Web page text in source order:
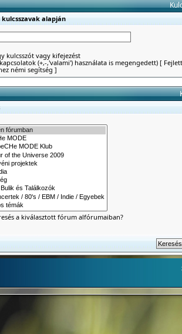
kulcsszavak alapján
kulcsszót vagy kifejezést
(+,-,'valami') használata is megengedett)[
némi segítség ]
a kiválasztott fórum alfórumaiban?